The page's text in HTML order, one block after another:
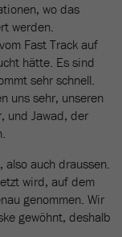
wo das
werden.
Fast Track auf
hätte. Es sind
sehr schnell.
uns sehr, unseren
und Jawad, der
auch draussen.
wird, auf dem
genommen. Wir
gewöhnt, deshalb